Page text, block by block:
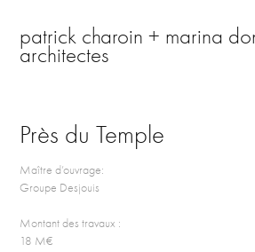
patrick charoin + marina
architectes
Près du Temple
Maître d’ouvrage:
Groupe Desjouis
Montant des travaux :
18 M€